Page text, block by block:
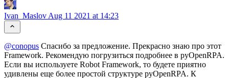
Ivan_Maslov Aug 11 2021 at 14:23
@conopus Спасибо за предложение. Прекрасно знаю про этот
Framework. Рекомендую погрузиться подробнее в pyOpenRPA.
Если вы используете Robot Framework, то будете приятно
удивлены еще более простой структуре pyOpenRPA. К